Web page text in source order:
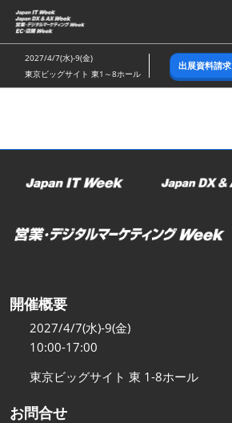
ス
キ
ッ
し
む
2027/4/7(水)-9(金)
東京ビッグサイト 東1～8ホール
出展資料請求
開催概要
2027/4/7(水)-9(金)
10:00-17:00
東京ビッグサイト 東 1-8ホール
お問合せ